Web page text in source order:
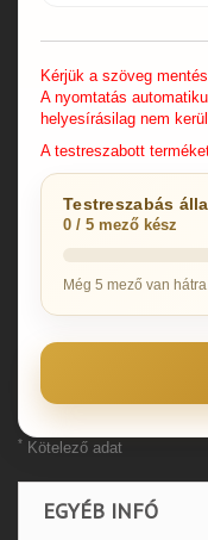
Kérjük a szöveg
A nyomtatás
helyesírásilag nem
A testreszabott
Testreszabás
0 / 5 mező kész
Még 5 mező van hátra.
* Kötelező adat
EGYÉB INFÓ